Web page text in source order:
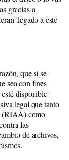
gracias a
llegado a este
que si se
sea con fines
disponible
legal que tanto
(RIAA) como
las
de archivos,